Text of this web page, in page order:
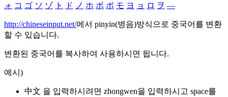
ォ コ ゴ ソ ゾ ト ド ノ ホ ボ ポ モ ヨ ョ ロ ヲ ―
http://chineseinput.net/에서 pinyin(병음)방식으로 중국어를 변환
할 수 있습니다.
변환된 중국어를 복사하여 사용하시면 됩니다.
예시)
中文 을 입력하시려면 zhongwen을 입력하시고 space를